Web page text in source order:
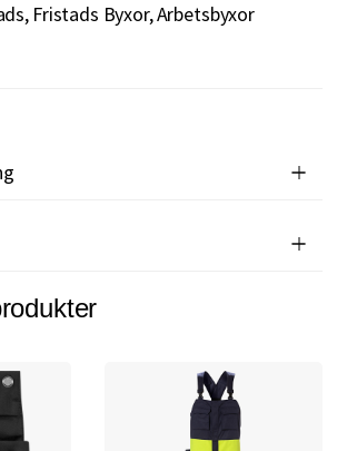
Fristads Byxor Arbetsbyxor